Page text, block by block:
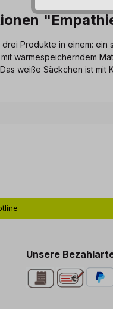
Produkte in einem:
wärmespeicherndem
weiße Säckchen ist
Unsere